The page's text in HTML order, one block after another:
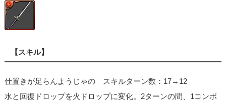
【スキル】
仕置きが足らんようじゃの スキルターン数：17→12
水と回復ドロップを火ドロップに変化。2ターンの間、1コンボ